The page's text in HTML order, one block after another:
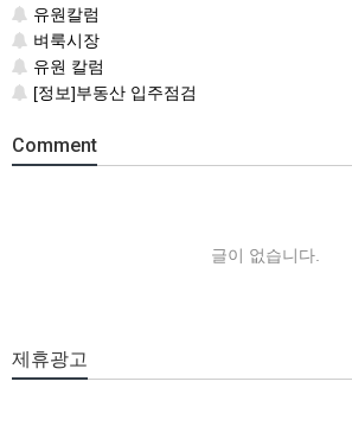
유원칼럼
벼룩시장
유원 칼럼
[정보]부동산 입주점검
Comment
글이 없습니다.
제휴광고